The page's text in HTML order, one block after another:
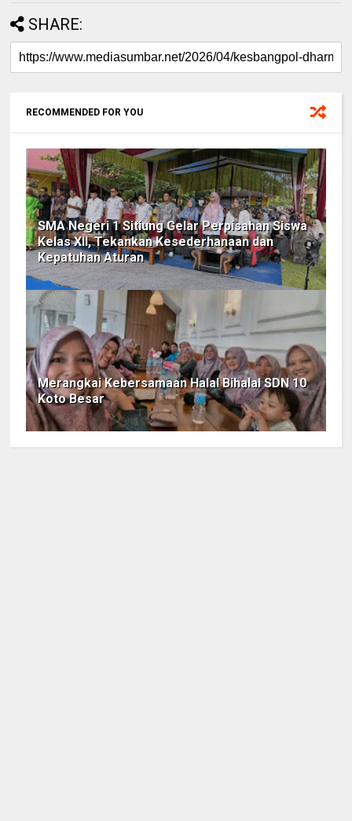
SHARE:
RECOMMENDED FOR YOU
SMA Negeri 1 Sitiung Gelar Perpisahan Siswa
Kelas XII, Tekankan Kesederhanaan dan
Kepatuhan Aturan
Merangkai Kebersamaan Halal Bihalal SDN 10
Koto Besar